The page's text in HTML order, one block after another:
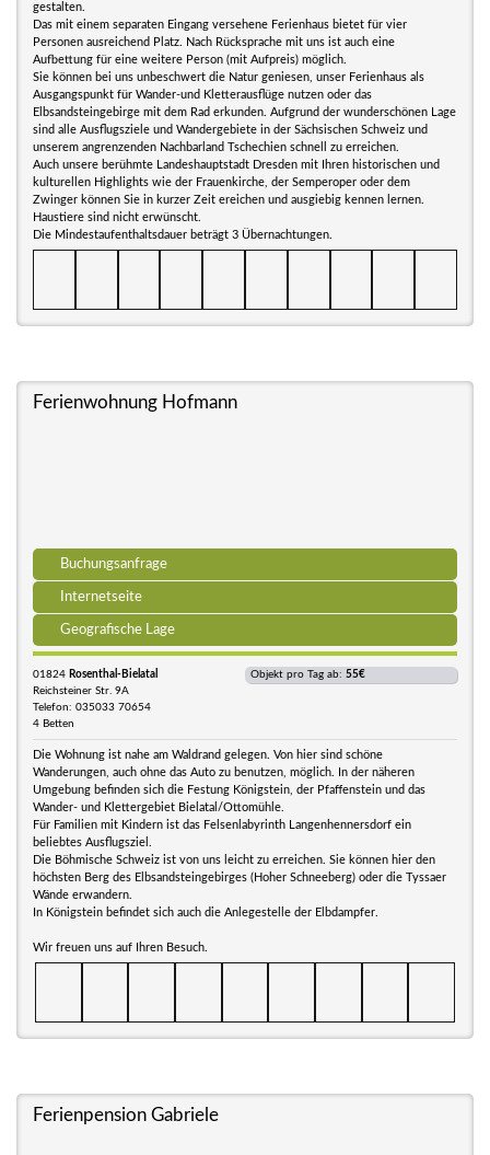
gestalten.
Das mit einem separaten Eingang versehene Ferienhaus bietet für vier
Personen ausreichend Platz. Nach Rücksprache mit uns ist auch eine
Aufbettung für eine weitere Person (mit Aufpreis) möglich.
Sie können bei uns unbeschwert die Natur geniesen, unser Ferienhaus als
Ausgangspunkt für Wander-und Kletterausflüge nutzen oder das
Elbsandsteingebirge mit dem Rad erkunden. Aufgrund der wunderschönen Lage
sind alle Ausflugsziele und Wandergebiete in der Sächsischen Schweiz und
unserem angrenzenden Nachbarland Tschechien schnell zu erreichen.
Auch unsere berühmte Landeshauptstadt Dresden mit Ihren historischen und
kulturellen Highlights wie der Frauenkirche, der Semperoper oder dem
Zwinger können Sie in kurzer Zeit ereichen und ausgiebig kennen lernen.
Haustiere sind nicht erwünscht.
Die Mindestaufenthaltsdauer beträgt 3 Übernachtungen.
Ferienwohnung Hofmann
Buchungsanfrage
Internetseite
Geografische Lage
01824 Rosenthal-Bielatal
Reichsteiner Str. 9A
Telefon: 035033 70654
4 Betten
Objekt pro Tag ab: 55€
Die Wohnung ist nahe am Waldrand gelegen. Von hier sind schöne
Wanderungen, auch ohne das Auto zu benutzen, möglich. In der näheren
Umgebung befinden sich die Festung Königstein, der Pfaffenstein und das
Wander- und Klettergebiet Bielatal/Ottomühle.
Für Familien mit Kindern ist das Felsenlabyrinth Langenhennersdorf ein
beliebtes Ausflugsziel.
Die Böhmische Schweiz ist von uns leicht zu erreichen. Sie können hier den
höchsten Berg des Elbsandsteingebirges (Hoher Schneeberg) oder die Tyssaer
Wände erwandern.
In Königstein befindet sich auch die Anlegestelle der Elbdampfer.
Wir freuen uns auf Ihren Besuch.
Ferienpension Gabriele